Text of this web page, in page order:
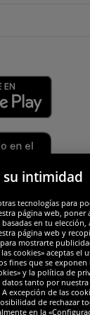
su intimidad
tecnologías para
página web, poner
en tu
página web y
mostrarte
cookies» aceptas el
fines que se
y la política de
tanto por
excepción de las
de rechazar
en la